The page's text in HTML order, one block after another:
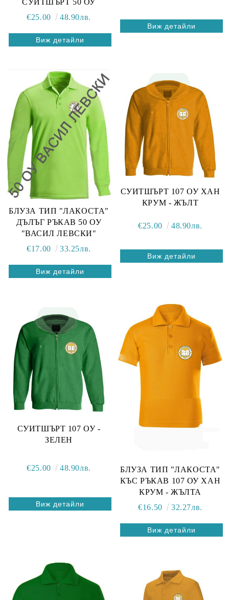
СУИТШЪРТ 50 ОУ
€25.00
48.90лв.
Виж детайли
Виж детайли
БЛУЗА ТИП "ЛАКОСТА"
ДЪЛЪГ РЪКАВ 50 ОУ
"ВАСИЛ ЛЕВСКИ"
€17.00
33.25лв.
Виж детайли
СУИТШЪРТ 107 ОУ ХАН
КРУМ - ЖЪЛТ
€25.00 48.90лв.
Виж детайли
СУИТШЪРТ 107 ОУ -
ЗЕЛЕН
€25.00 48.90лв.
Виж детайли
БЛУЗА ТИП "ЛАКОСТА"
КЪС РЪКАВ 107 ОУ ХАН
КРУМ - ЖЪЛТА
€16.50
32.27лв.
Виж детайли